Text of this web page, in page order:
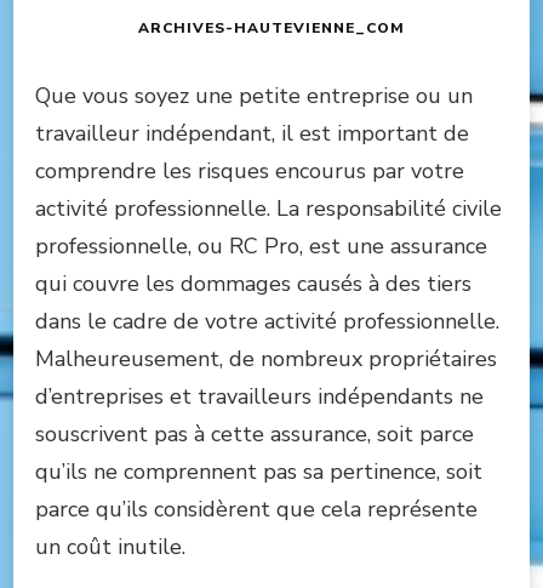
ARCHIVES-HAUTEVIENNE_COM
Que vous soyez une petite entreprise ou un
travailleur indépendant, il est important de
comprendre les risques encourus par votre
activité professionnelle. La responsabilité civile
professionnelle, ou RC Pro, est une assurance
qui couvre les dommages causés à des tiers
dans le cadre de votre activité professionnelle.
Malheureusement, de nombreux propriétaires
d’entreprises et travailleurs indépendants ne
souscrivent pas à cette assurance, soit parce
qu’ils ne comprennent pas sa pertinence, soit
parce qu’ils considèrent que cela représente
un coût inutile.